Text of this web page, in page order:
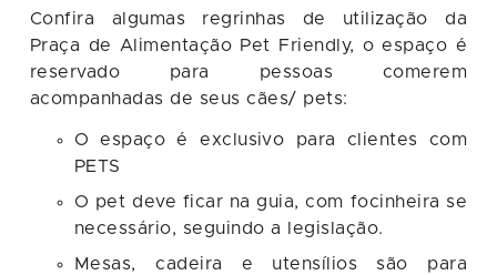
Confira algumas regrinhas de utilização da
Praça de Alimentação Pet Friendly, o espaço é
reservado para pessoas comerem
acompanhadas de seus cães/ pets:
O espaço é exclusivo para clientes com
PETS
O pet deve ficar na guia, com focinheira se
necessário, seguindo a legislação.
Mesas, cadeira e utensílios são para